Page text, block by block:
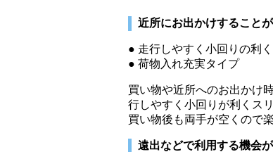
近所にお出かけすること
● 走行しやすく小回りの利
● 荷物入れ充実タイプ
買い物や近所へのお出かけ
行しやすく小回りが利くス
買い物後も両手が空くので楽
遠出などで利用する機会